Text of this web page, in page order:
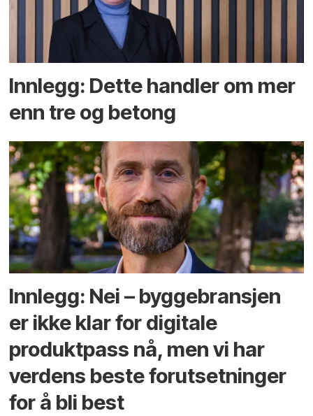
Innlegg: Dette handler om mer
enn tre og betong
Innlegg: Nei – byggebransjen
er ikke klar for digitale
produktpass nå, men vi har
verdens beste forutsetninger
for å bli best